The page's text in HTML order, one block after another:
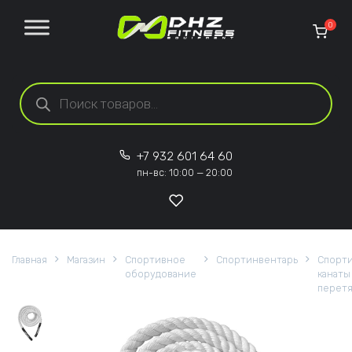
Поиск товаров
0
+7 932 601 64 60
пн-вс: 10:00 — 20:00
Главная Магазин
Спортивное
оборудование
Спортинвентарь